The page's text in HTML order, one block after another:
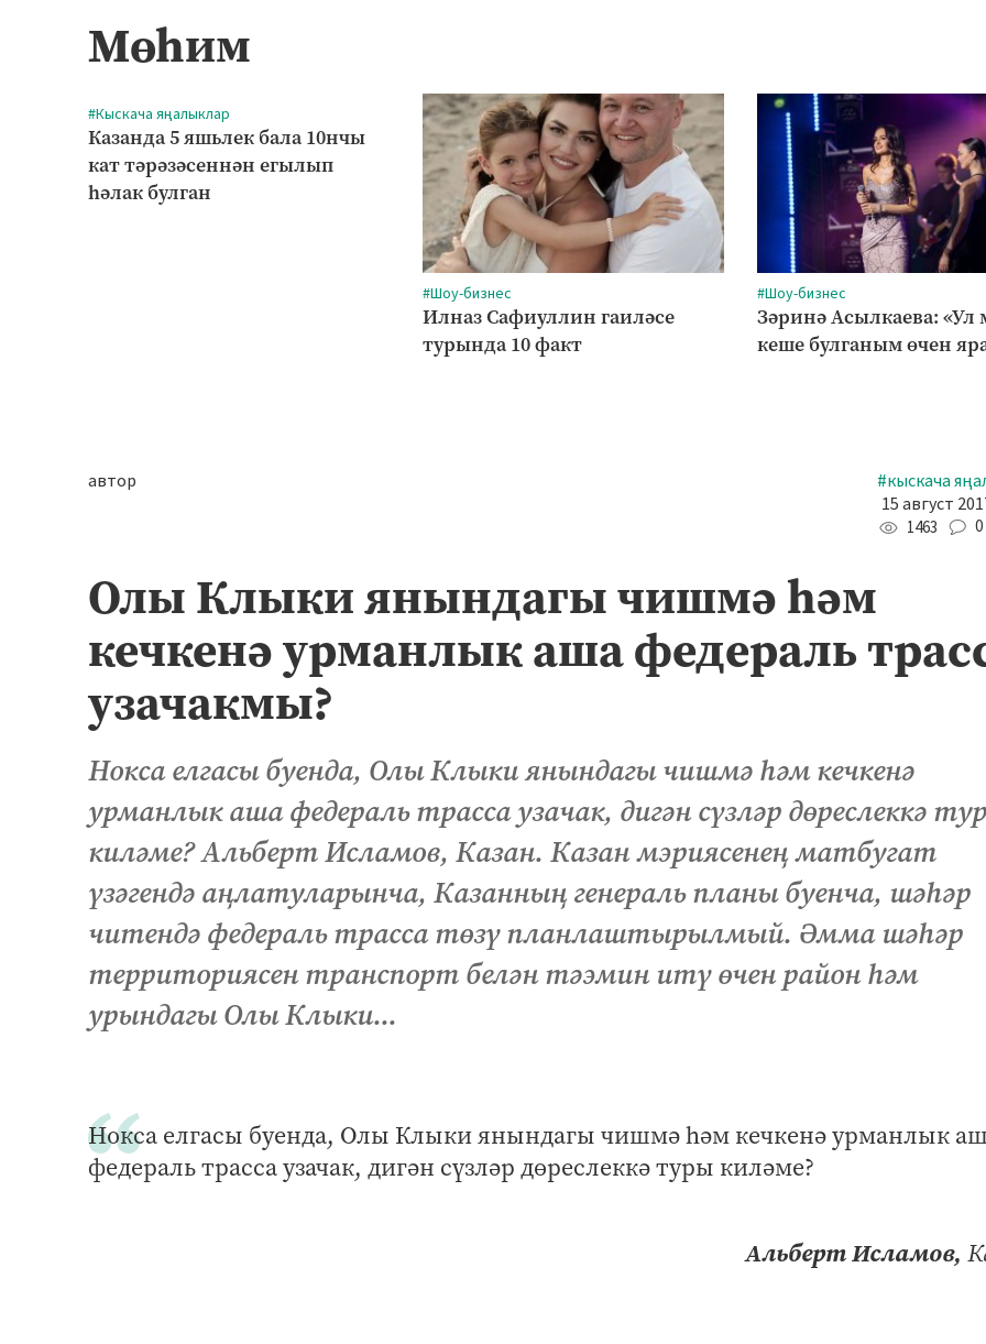
Мөһим
#Кыскача яңалыклар
Казанда 5 яшьлек бала 10нчы
кат тәрәзәсеннән егылып
һәлак булган
#Шоу-бизнес
Илназ Сафиуллин гаиләсе
турында 10 факт
#Шоу-бизнес
Зәринә Асылкаева: «Ул
кеше булганым өчен
автор
#кыскача
15 август
1463 0
Олы Клыки янындагы чишмә һәм
кечкенә урманлык аша федераль
узачакмы?
Нокса елгасы буенда, Олы Клыки янындагы чишмә һәм кечкенә
урманлык аша федераль трасса узачак, дигән сүзләр дөреслеккә
киләме? Альберт Исламов, Казан. Казан мэриясенең матбугат
үзәгендә аңлатуларынча, Казанның генераль планы буенча, шәһәр
читендә федераль трасса төзү планлаштырылмый. Әмма шәһәр
территориясен транспорт белән тәэмин итү өчен район һәм
урындагы Олы Клыки...
Нокса елгасы буенда, Олы Клыки янындагы чишмә һәм кечкенә урманлык
федераль трасса узачак, дигән сүзләр дөреслеккә туры киләме?
Альберт Исламов,